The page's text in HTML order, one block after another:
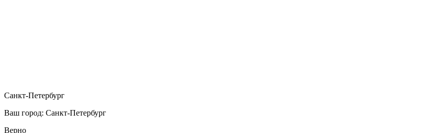
Санкт-Петербург
Ваш город: Санкт-Петербург
Верно